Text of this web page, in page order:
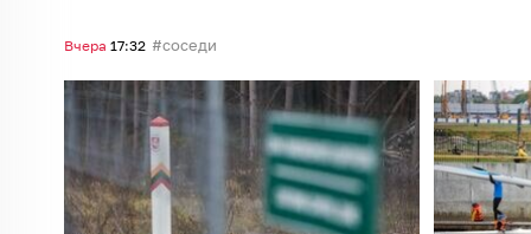
Вчера 17:32 соседи